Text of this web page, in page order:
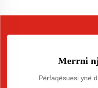
Merrni
Përfaqësuesi ynë